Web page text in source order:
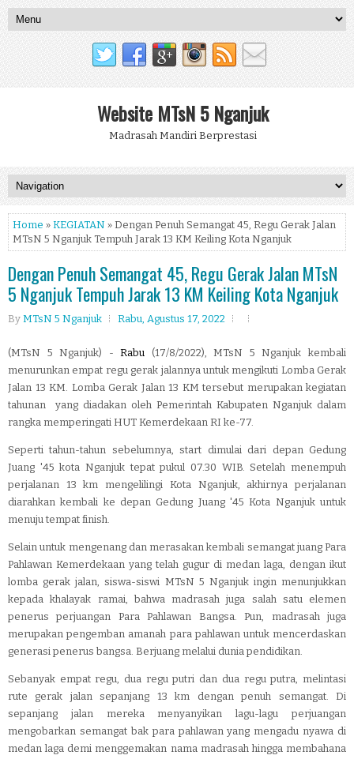
Website MTsN 5 Nganjuk
Madrasah Mandiri Berprestasi
Home » KEGIATAN » Dengan Penuh Semangat 45, Regu Gerak Jalan
MTsN 5 Nganjuk Tempuh Jarak 13 KM Keiling Kota Nganjuk
Dengan Penuh Semangat 45, Regu Gerak Jalan MTsN
5 Nganjuk Tempuh Jarak 13 KM Keiling Kota Nganjuk
By MTsN 5 Nganjuk Rabu, Agustus 17, 2022
(MTsN 5 Nganjuk) -Rabu (17/8/2022), MTsN 5 Nganjuk kembali
menurunkan empat regu gerak jalannya untuk mengikuti Lomba Gerak
Jalan 13 KM. Lomba Gerak Jalan 13 KM tersebut merupakan kegiatan
tahunan yang diadakan oleh Pemerintah Kabupaten Nganjuk dalam
rangka memperingati HUT Kemerdekaan RI ke-77.
Seperti tahun-tahun sebelumnya, start dimulai dari depan Gedung
Juang '45 kota Nganjuk tepat pukul 07.30 WIB. Setelah menempuh
perjalanan 13 km mengelilingi Kota Nganjuk, akhirnya perjalanan
diarahkan kembali ke depan Gedung Juang '45 Kota Nganjuk untuk
menuju tempat finish.
Selain untuk mengenang dan merasakan kembali semangat juang Para
Pahlawan Kemerdekaan yang telah gugur di medan laga, dengan ikut
lomba gerak jalan, siswa-siswi MTsN 5 Nganjuk ingin menunjukkan
kepada khalayak ramai, bahwa madrasah juga salah satu elemen
penerus perjuangan Para Pahlawan Bangsa. Pun, madrasah juga
merupakan pengemban amanah para pahlawan untuk mencerdaskan
generasi penerus bangsa. Berjuang melalui dunia pendidikan.
Sebanyak empat regu, dua regu putri dan dua regu putra, melintasi
rute gerak jalan sepanjang 13 km dengan penuh semangat. Di
sepanjang jalan mereka menyanyikan lagu-lagu perjuangan
mengobarkan semangat bak para pahlawan yang mengadu nyawa di
medan laga demi menggemakan nama madrasah hingga membahana